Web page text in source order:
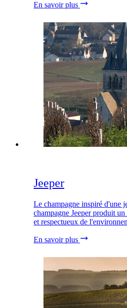
En savoir plus
Jeeper
Le champagne inspiré d'une
champagne Jeeper produit
et respectueux de
En savoir plus